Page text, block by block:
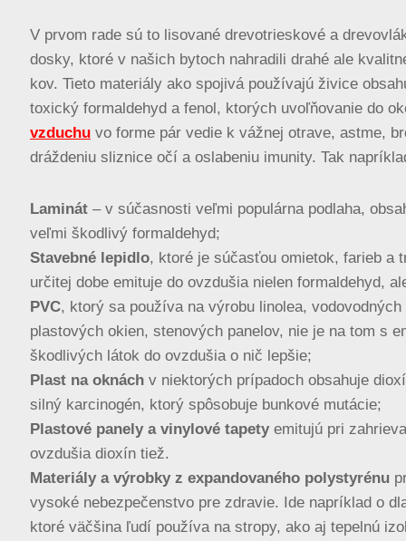
V prvom rade sú to lisované drevotrieskové a
dosky, ktoré v našich bytoch nahradili drahé ale
kov. Tieto materiály ako spojivá používajú živice
toxický formaldehyd a fenol, ktorých uvoľňovanie do
vzduchu vo forme pár vedie k vážnej otrave, astme,
dráždeniu sliznice očí a oslabeniu imunity. Tak
Laminát – v súčasnosti veľmi populárna podlaha,
veľmi škodlivý formaldehyd;
Stavebné lepidlo, ktoré je súčasťou omietok, farieb a
určitej dobe emituje do ovzdušia nielen formaldehyd,
PVC, ktorý sa používa na výrobu linolea, vodovodných
plastových okien, stenových panelov, nie je na tom s
škodlivých látok do ovzdušia o nič lepšie;
Plast na oknách v niektorých prípadoch obsahuje
silný karcinogén, ktorý spôsobuje bunkové mutácie;
Plastové panely a vinylové tapetyemitujú pri
ovzdušia dioxín tiež.
Materiály a výrobky z expandovaného polystyrénu
vysoké nebezpečenstvo pre zdravie. Ide napríklad o
ktoré väčšina ľudí používa na stropy, ako aj tepelnú